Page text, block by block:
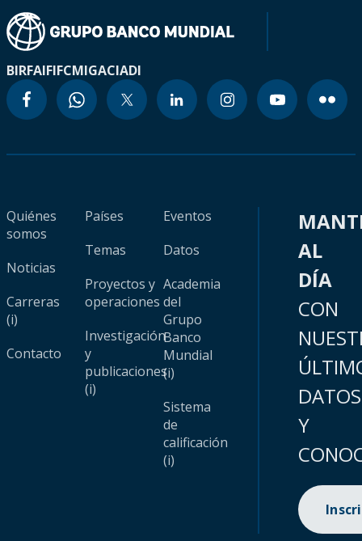
BIRFAIFIFCMIGACIADI
Quiénes
somos
Noticias
Carreras
(i)
Contacto
Países
Temas
Proyectos y
operaciones
Investigación
y
publicaciones
(i)
Eventos
Datos
Academia
del
Grupo
Banco
Mundial
(i)
Sistema
de
calificación
(i)
AL
DÍA
CON
DATOS
Y